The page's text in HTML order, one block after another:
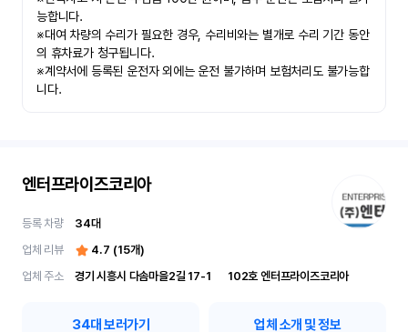
능합니다.
※대여 차량의 수리가 필요한 경우, 수리비와는 별개로 수리 기간 동안
의 휴차료가 청구됩니다.
※계약서에 등록된 운전자 외에는 운전 불가하며 보험처리도 불가능합
니다.
엔터프라이즈코리아
등록 차량 34대
업체 리뷰
4.7 (15개)
업체 주소
경기 시흥시 다솜마을2길 17-1	102호 엔터프라이즈코리아
34대 보러가기 업체 소개 및 정보